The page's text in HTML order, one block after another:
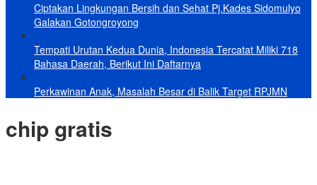
Ciptakan Lingkungan Bersih dan Sehat Pj.Kades Sidomulyo
Galakan Gotongroyong
Tempati Urutan Kedua Dunia, Indonesia Tercatat Miliki 718
Bahasa Daerah, Berikut Ini Daftarnya
Perkawinan Anak, Masalah Besar di Balik Target RPJMN
chip gratis